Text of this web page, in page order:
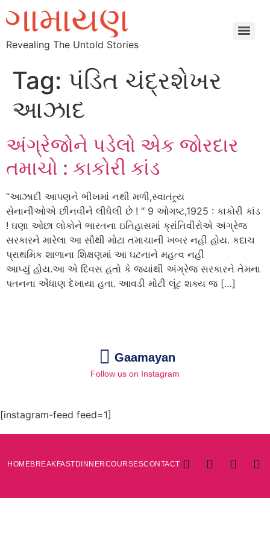
Revealing The Untold Stories
Tag: પંડિત ચંદ્રશેખર
આઝાદ
અંગ્રેજોને પડેલો એક જોરદાર
તમાચો : કાકોરી કાંડ
“આઝાદી આપણને ભીખમાં નથી મળી,સ્વાતંત્ર્ય
સેનાનીઓએ છીનવીને લીધેલી છે ! “ 9 ઓગષ્ટ,1925 : કાકોરી કાંડ
! ઘણા ઓછા લોકોને ભારતના ઇતિહાસમાં ક્રાંતિવીરોએ અંગ્રેજ
સરકારને મારેલા આ સૌથી મોટા તમાચાની ખબર નહીં હોય. કદાચ
પ્રાથમિક શાળાના શિક્ષણમાં આ ઘટનાને મહત્વ નહીં
આપ્યું હોય.આ એ દિવસ હતો કે જ્યાંથી અંગ્રેજ સરકારને તેમના
પતનના એંધાણ દેખાયા હતા. આવડી મોટી લૂંટ શક્ય જ […]
Gaamayan
Follow us on Instagram
[instagram-feed feed=1]
HOMEBREAKFASTDINNERCOURSESCONTACT